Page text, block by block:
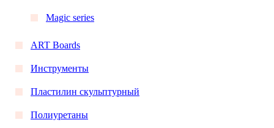
Magic series
ART Boards
Инструменты
Пластилин скульптурный
Полиуретаны